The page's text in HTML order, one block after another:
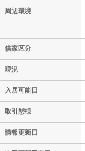
周辺環境
借家区分
現況
入居可能日
取引態様
情報更新日